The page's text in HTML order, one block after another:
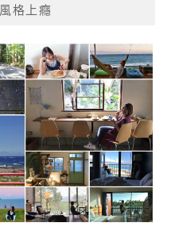
格上癮